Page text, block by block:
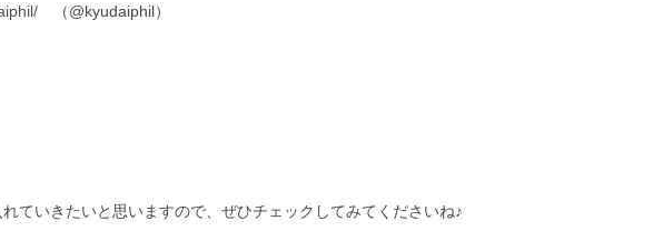
（@kyudaiphil）
ていきたいと思いますので、ぜひチェックしてみてくださいね♪